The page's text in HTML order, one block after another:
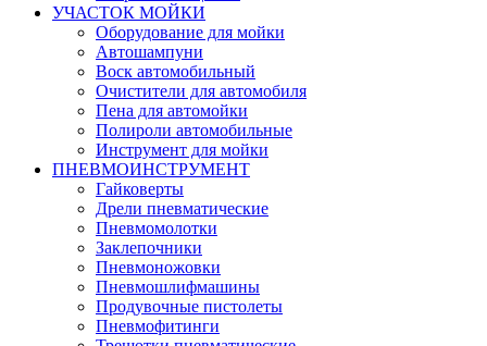
УЧАСТОК МОЙКИ
Оборудование для мойки
Автошампуни
Воск автомобильный
Очистители для автомобиля
Пена для автомойки
Полироли автомобильные
Инструмент для мойки
ПНЕВМОИНСТРУМЕНТ
Гайковерты
Дрели пневматические
Пневмомолотки
Заклепочники
Пневмоножовки
Пневмошлифмашины
Продувочные пистолеты
Пневмофитинги